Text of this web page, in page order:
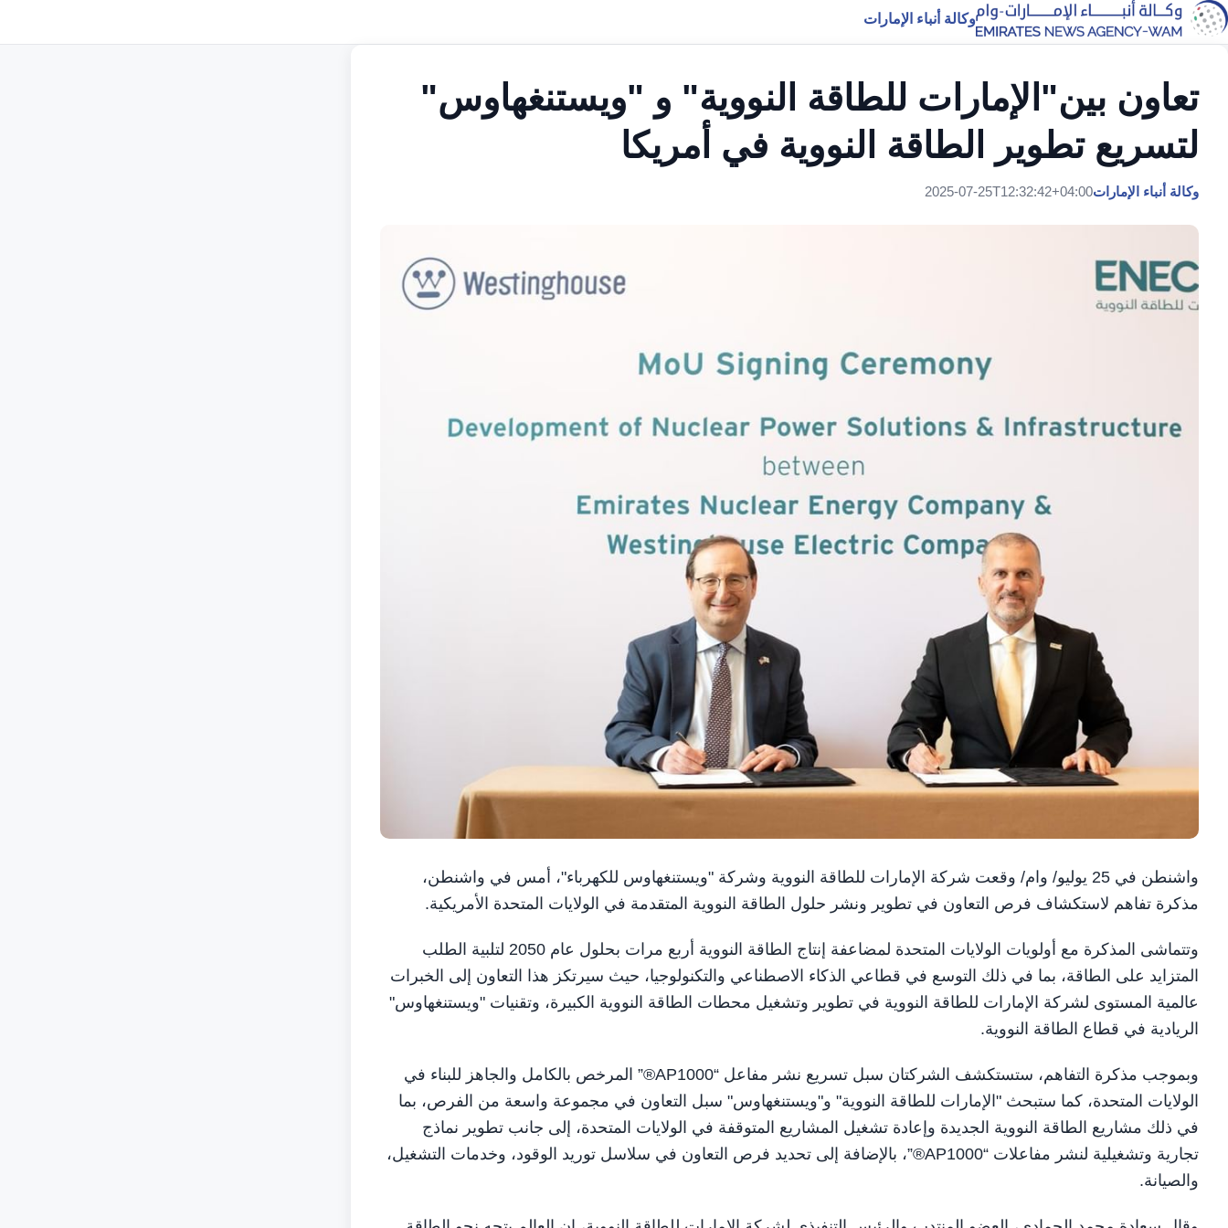
وكالة أنباء الإمارات
تعاون بين"الإمارات للطاقة النووية" و "ويستنغهاوس"
لتسريع تطوير الطاقة النووية في أمريكا
وكالة أنباء الإمارات2025-07-25T12:32:42+04:00
واشنطن في 25 يوليو/ وام/ وقعت شركة الإمارات للطاقة النووية وشركة "ويستنغهاوس للكهرباء"، أمس في واشنطن،
مذكرة تفاهم لاستكشاف فرص التعاون في تطوير ونشر حلول الطاقة النووية المتقدمة في الولايات المتحدة الأمريكية.
وتتماشى المذكرة مع أولويات الولايات المتحدة لمضاعفة إنتاج الطاقة النووية أربع مرات بحلول عام 2050 لتلبية الطلب
المتزايد على الطاقة، بما في ذلك التوسع في قطاعي الذكاء الاصطناعي والتكنولوجيا، حيث سيرتكز هذا التعاون إلى الخبرات
عالمية المستوى لشركة الإمارات للطاقة النووية في تطوير وتشغيل محطات الطاقة النووية الكبيرة، وتقنيات "ويستنغهاوس"
الريادية في قطاع الطاقة النووية.
وبموجب مذكرة التفاهم، ستستكشف الشركتان سبل تسريع نشر مفاعل “AP1000®” المرخص بالكامل والجاهز للبناء في
الولايات المتحدة، كما ستبحث "الإمارات للطاقة النووية" و"ويستنغهاوس" سبل التعاون في مجموعة واسعة من الفرص، بما
في ذلك مشاريع الطاقة النووية الجديدة وإعادة تشغيل المشاريع المتوقفة في الولايات المتحدة، إلى جانب تطوير نماذج
تجارية وتشغيلية لنشر مفاعلات “AP1000®”، بالإضافة إلى تحديد فرص التعاون في سلاسل توريد الوقود، وخدمات التشغيل،
والصيانة.